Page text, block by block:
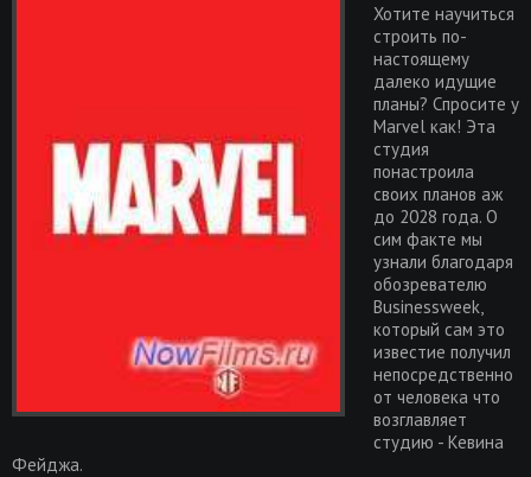
Хотите научиться
строить по-
настоящему
далеко идущие
планы? Спросите у
Marvel как! Эта
студия
понастроила
своих планов аж
до 2028 года. О
сим факте мы
узнали благодаря
обозревателю
Businessweek,
который сам это
известие получил
непосредственно
от человека что
возглавляет
студию - Кевина
Фейджа.